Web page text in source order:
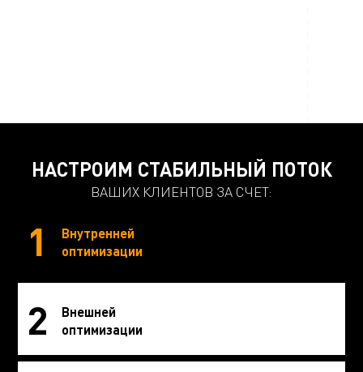
НАСТРОИМ СТАБИЛЬНЫЙ ПОТОК
ВАШИХ КЛИЕНТОВ ЗА СЧЕТ:
1
Внутренней
оптимизации
2
Внешней
оптимизации